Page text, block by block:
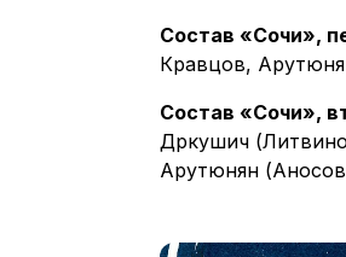
Состав «Сочи»,
Кравцов,
Состав «Сочи»,
Дркушич
Арутюнян